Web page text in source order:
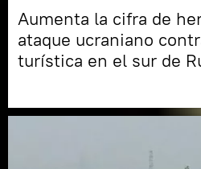
Aumenta la cifra de
ataque ucraniano
turística en el sur de